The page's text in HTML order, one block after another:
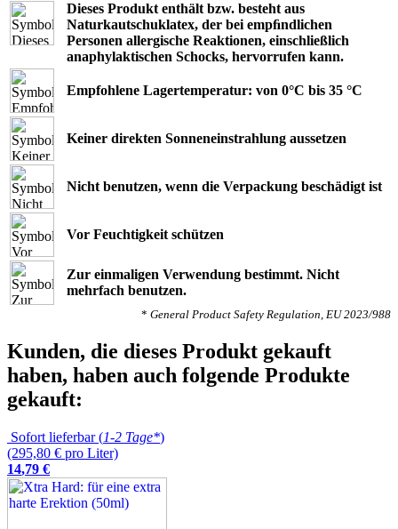
Dieses Produkt enthält bzw. besteht aus
Naturkautschuklatex, der bei empﬁndlichen
Personen allergische Reaktionen, einschließlich
anaphylaktischen Schocks, hervorrufen kann.
Empfohlene Lagertemperatur: von 0°C bis 35 °C
Keiner direkten Sonneneinstrahlung aussetzen
Nicht benutzen, wenn die Verpackung beschädigt ist
Vor Feuchtigkeit schützen
Zur einmaligen Verwendung bestimmt. Nicht
mehrfach benutzen.
* General Product Safety Regulation, EU 2023/988
Kunden, die dieses Produkt gekauft
haben, haben auch folgende Produkte
gekauft:
Sofort lieferbar (1-2 Tage*)
(295,80 € pro Liter)
14,79 €